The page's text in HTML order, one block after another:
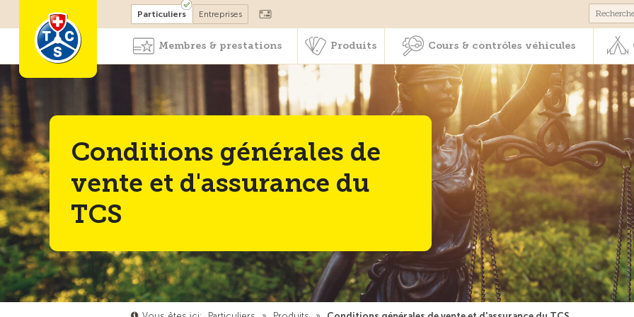
Devenir membre Cours & contrôles
Particuliers Entreprises
Membres & prestations Produits Cours & contrôles véhicules
Conditions générales de
vente et d'assurance du
TCS